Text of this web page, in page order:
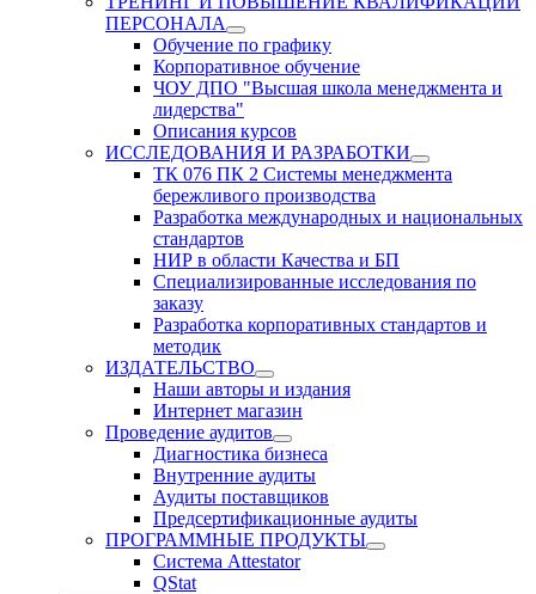
ПЕРСОНАЛА
Обучение по графику
Корпоративное обучение
ЧОУ ДПО "Высшая школа менеджмента и
лидерства"
Описания курсов
ИССЛЕДОВАНИЯ И РАЗРАБОТКИ
ТК 076 ПК 2 Системы менеджмента
бережливого производства
Разработка международных и национальных
стандартов
НИР в области Качества и БП
Специализированные исследования по
заказу
Разработка корпоративных стандартов и
методик
ИЗДАТЕЛЬСТВО
Наши авторы и издания
Интернет магазин
Проведение аудитов
Диагностика бизнеса
Внутренние аудиты
Аудиты поставщиков
Предсертификационные аудиты
ПРОГРАММНЫЕ ПРОДУКТЫ
Система Attestator
QStat